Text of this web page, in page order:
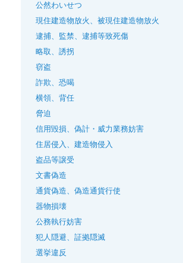
公然わいせつ
現住建造物放火、被現住建造物放火
逮捕、監禁、逮捕等致死傷
略取、誘拐
窃盗
詐欺、恐喝
横領、背任
脅迫
信用毀損、偽計・威力業務妨害
住居侵入、建造物侵入
盗品等譲受
文書偽造
通貨偽造、偽造通貨行使
器物損壊
公務執行妨害
犯人隠避、証拠隠滅
選挙違反